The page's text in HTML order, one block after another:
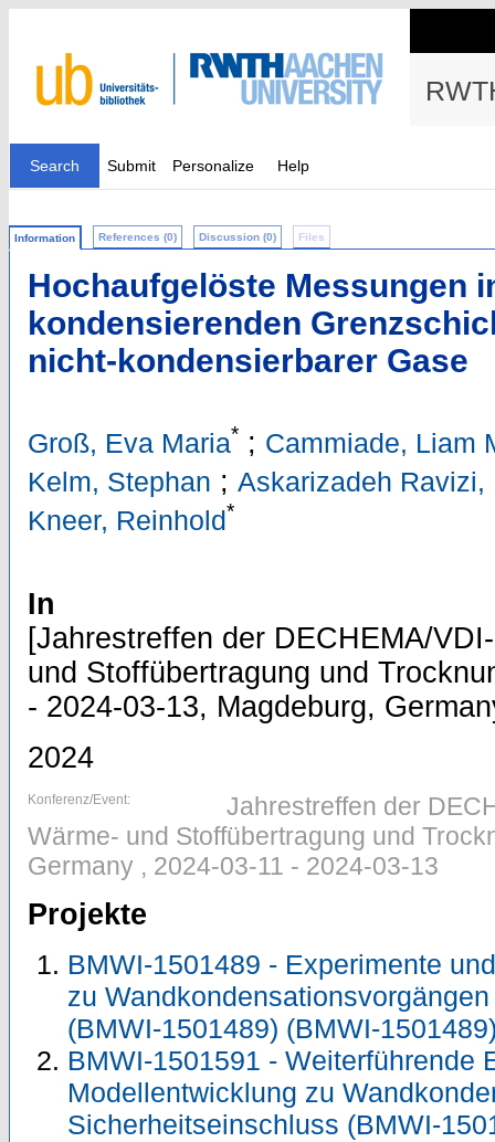
Search Submit Personalize Help
Information References (0) Discussion (0) Files
Hochaufgelöste Messungen
kondensierenden
nicht-kondensierbarer Gase
Groß, Eva Maria* ; Cammiade, Liam
Kelm, Stephan ; Askarizadeh Ravizi,
Kneer, Reinhold*
In
[Jahrestreffen der DECHEMA/
und Stoffübertragung und
- 2024-03-13, Magdeburg,
2024
Konferenz/Event:
Jahrestreffen der
Wärme- und Stoffübertragung und
Germany , 2024-03-11 - 2024-03-13
Projekte
BMWI-1501489 - Experimente
zu
(BMWI-1501489) (BMWI-
BMWI-1501591 - Weiterführende
Modellentwicklung zu
Sicherheitseinschluss (BMWI-